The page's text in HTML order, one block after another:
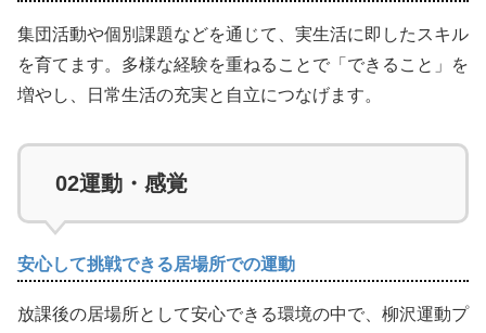
集団活動や個別課題などを通じて、実生活に即したスキル
を育てます。多様な経験を重ねることで「できること」を
増やし、日常生活の充実と自立につなげます。
02運動・感覚
安心して挑戦できる居場所での運動
放課後の居場所として安心できる環境の中で、柳沢運動プ